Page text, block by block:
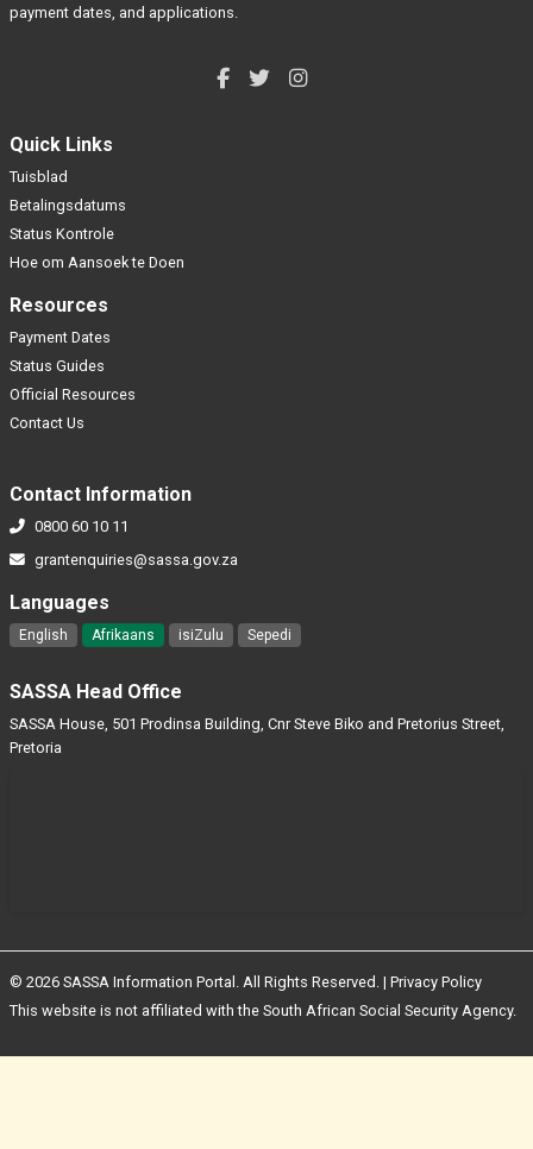
payment dates, and applications.
Quick Links
Tuisblad
Betalingsdatums
Status Kontrole
Hoe om Aansoek te Doen
Resources
Payment Dates
Status Guides
Official Resources
Contact Us
Contact Information
0800 60 10 11
grantenquiries@sassa.gov.za
Languages
English Afrikaans isiZulu Sepedi
SASSA Head Office
SASSA House, 501 Prodinsa Building, Cnr Steve Biko and Pretorius Street,
Pretoria
© 2026 SASSA Information Portal. All Rights Reserved. | Privacy Policy
This website is not affiliated with the South African Social Security Agency.